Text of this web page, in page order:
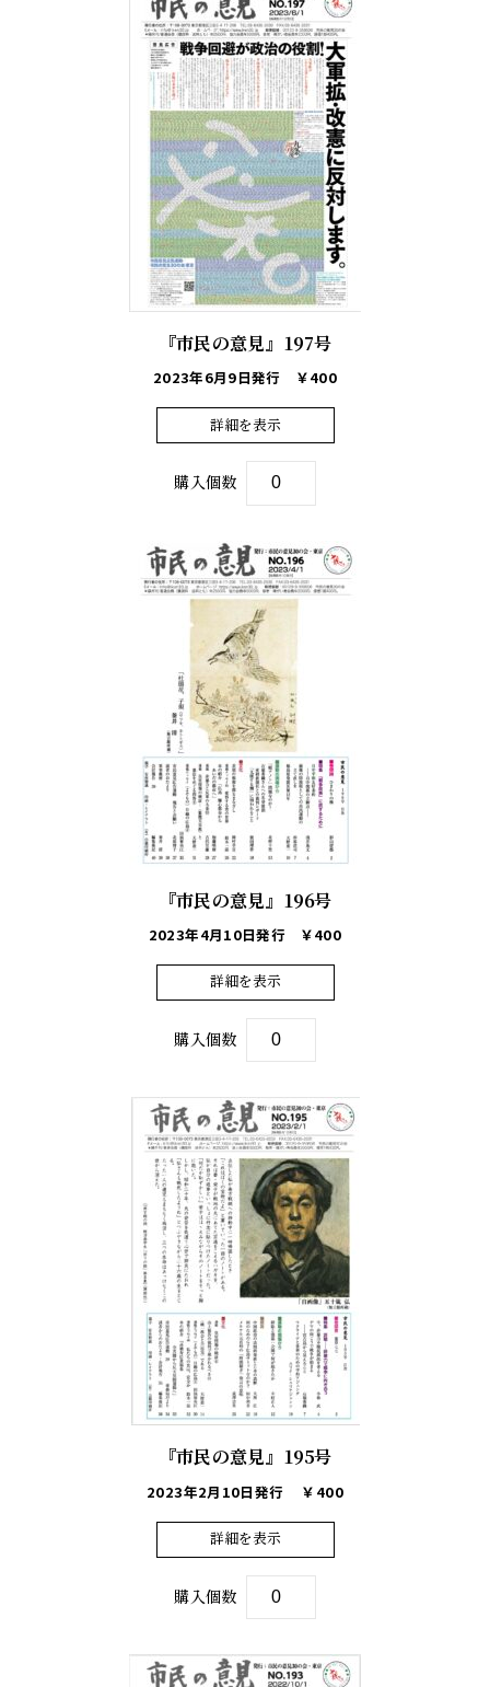
『市民の意見』197号
2023年6月9日発行 ￥400
詳細を表示
購入個数
『市民の意見』196号
2023年4月10日発行 ￥400
詳細を表示
購入個数
『市民の意見』195号
2023年2月10日発行 ￥400
詳細を表示
購入個数